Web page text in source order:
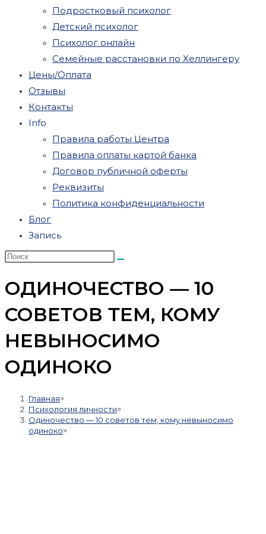
Подростковый психолог
Детский психолог
Психолог онлайн
Семейные расстановки по Хеллингеру
Цены/Оплата
Отзывы
Контакты
Info
Правила работы Центра
Правила оплаты картой банка
Договор публичной оферты
Реквизиты
Политика конфиденциальности
Блог
Запись
ОДИНОЧЕСТВО — 10
СОВЕТОВ ТЕМ, КОМУ
НЕВЫНОСИМО
ОДИНОКО
Главная>
Психология личности>
Одиночество — 10 советов тем, кому невыносимо
одиноко>